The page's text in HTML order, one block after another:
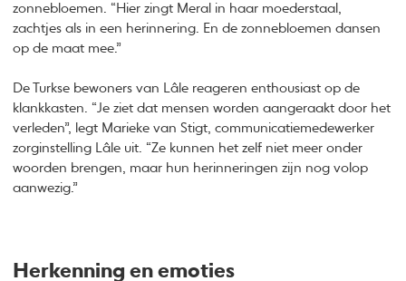
zonnebloemen. “Hier zingt Meral in haar moederstaal,
zachtjes als in een herinnering. En de zonnebloemen dansen
op de maat mee.”
De Turkse bewoners van Lâle reageren enthousiast op de
klankkasten. “Je ziet dat mensen worden aangeraakt door het
verleden”, legt Marieke van Stigt, communicatiemedewerker
zorginstelling Lâle uit. “Ze kunnen het zelf niet meer onder
woorden brengen, maar hun herinneringen zijn nog volop
aanwezig.”
Herkenning en emoties